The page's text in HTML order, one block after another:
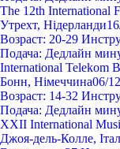
The 12th International
Утрехт, Нідерланди
Возраст: 20-29
Подача: Дедлайн
International Telekom
Бонн, Німеччина06/
Возраст: 14-32
Подача: Дедлайн
XXII International
Джоя-дель-Колле,